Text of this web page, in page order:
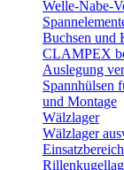
Welle-Nabe-
Buchsen und
CLAMPEX
Auslegung
Spannhülsen
und Montage
Wälzlager
Wälzlager